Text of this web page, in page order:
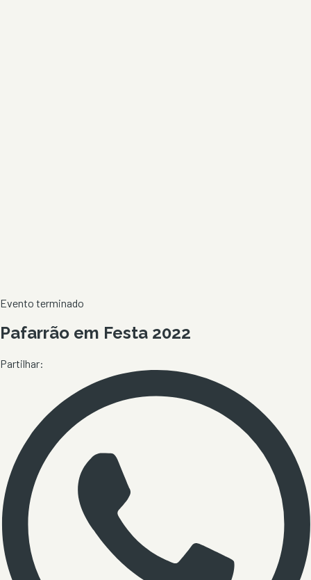
Evento terminado
Pafarrão em Festa 2022
Partilhar: